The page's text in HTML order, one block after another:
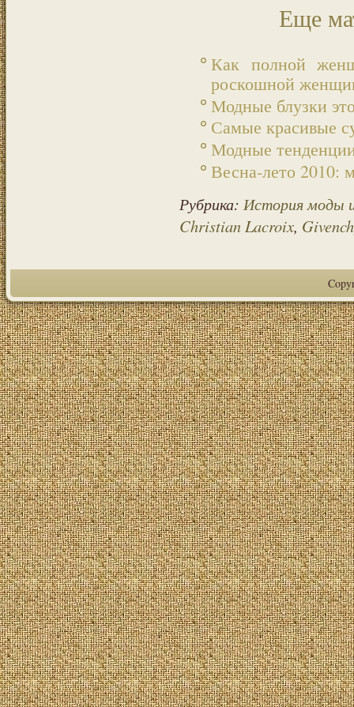
Еще
Как полной
роскошной
Модные блузки
Самые красивые
Модные
Весна-лето 2010:
Рубрика: История моды
Christian Lacroix,